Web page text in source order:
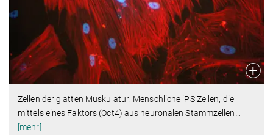
Zellen der glatten Muskulatur: Menschliche iPS Zellen, die
mittels eines Faktors (Oct4) aus neuronalen Stammzellen
[mehr]